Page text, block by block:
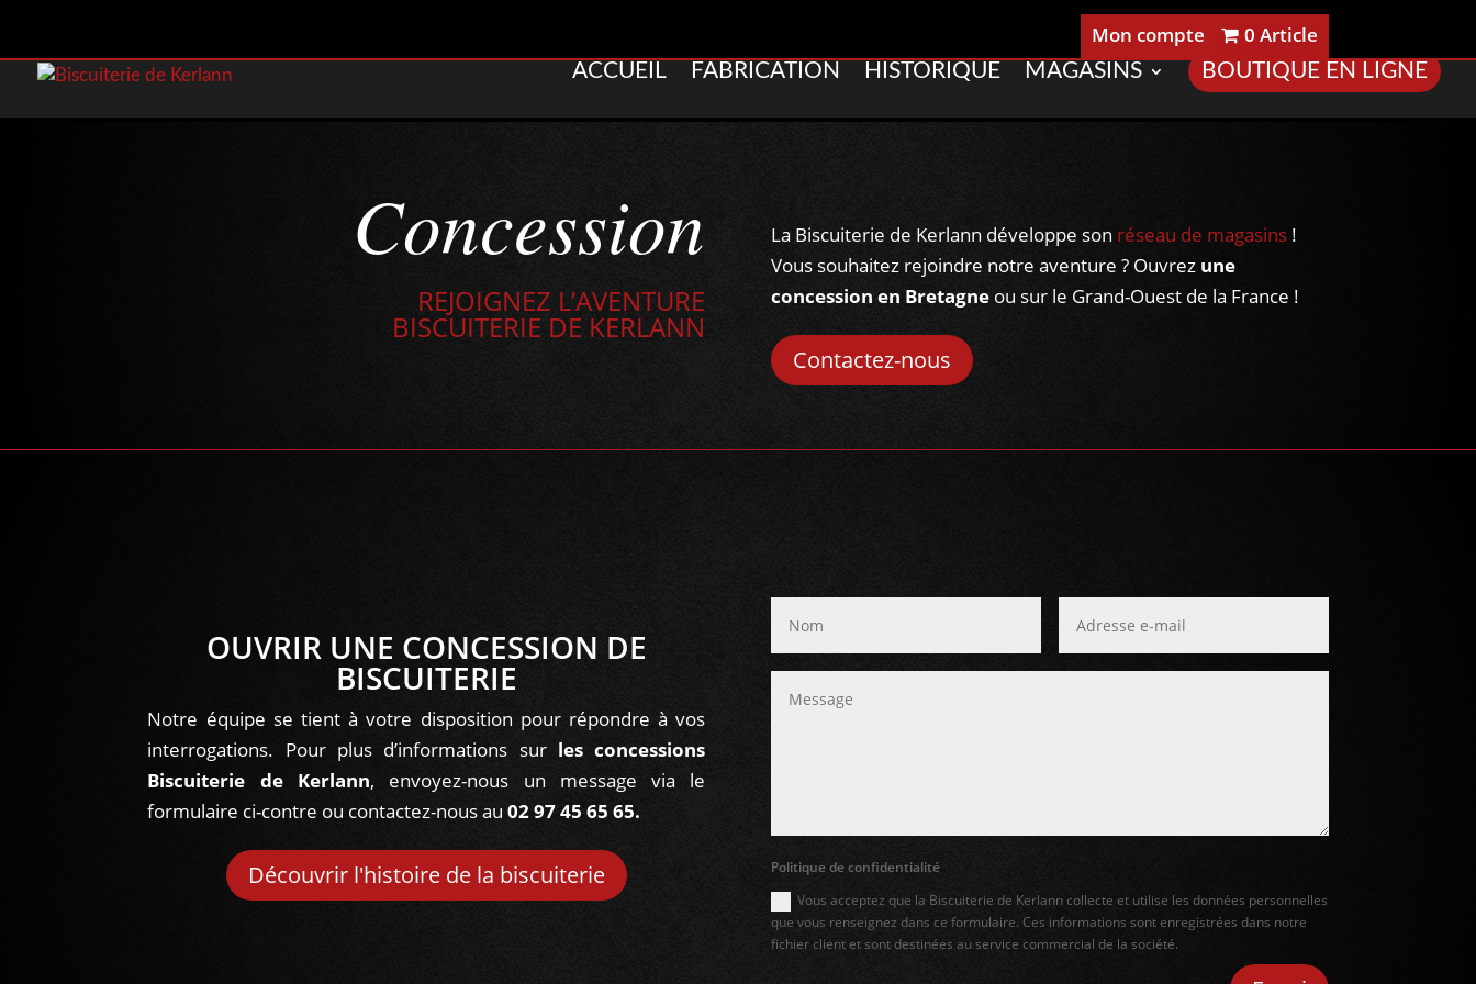
Mon compte 0 Article
ACCUEIL FABRICATION HISTORIQUE MAGASINS BOUTIQUE EN LIGNE
Concession
REJOIGNEZ L’AVENTURE
BISCUITERIE DE KERLANN
La Biscuiterie de Kerlann développe son réseau de magasins!
Vous souhaitez rejoindre notre aventure ? Ouvrezune
concession en Bretagne ou sur le Grand-Ouest de la France !
Contactez-nous
OUVRIR UNE CONCESSION DE
BISCUITERIE
Notre équipe se tient à votre disposition pour répondre à vos
interrogations. Pour plus d’informations sur les concessions
Biscuiterie de Kerlann, envoyez-nous un message via le
formulaire ci-contre ou contactez-nous au02 97 45 65 65.
Découvrir l'histoire de la biscuiterie
Politique de confidentialité
Vous acceptez que la Biscuiterie de Kerlann collecte et utilise les données personnelles
que vous renseignez dans ce formulaire. Ces informations sont enregistrées dans notre
fichier client et sont destinées au service commercial de la société.